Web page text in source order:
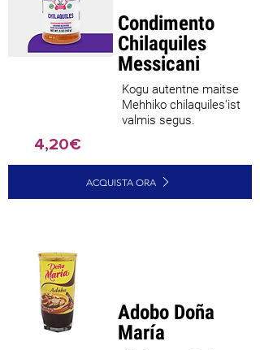
4,20€
Condimento
Chilaquiles
Messicani
Kogu autentne maitse
Mehhiko chilaquiles'ist
valmis segus.
ACQUISTA ORA
Adobo Doña
María